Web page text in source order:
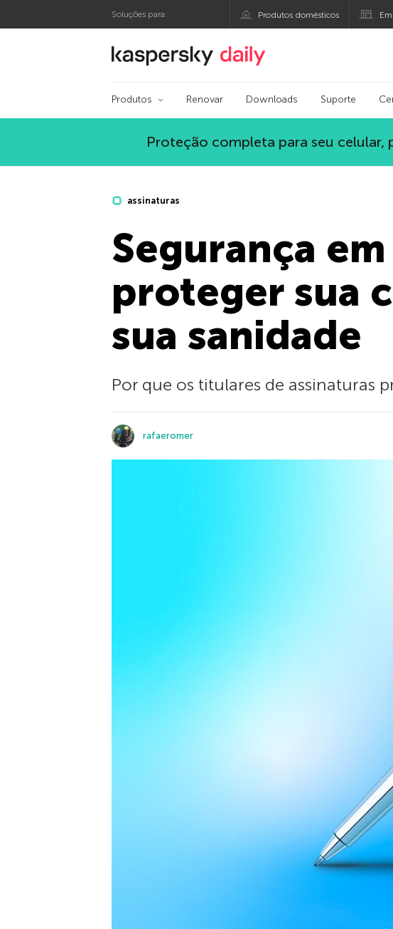
Soluções para: Produtos domésticos
Blog oficial da Kaspersky
Produtos Renovar Downloads Suporte
Proteção completa para seu celular,
assinaturas
Segurança
proteger sua
sua sanidade
Por que os titulares de assinaturas
rafaeromer